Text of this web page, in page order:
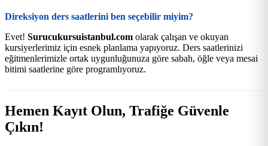
Direksiyon ders saatlerini ben seçebilir miyim?
Evet! Surucukursuistanbul.com olarak çalışan ve okuyan
kursiyerlerimiz için esnek planlama yapıyoruz. Ders saatlerinizi
eğitmenlerimizle ortak uygunluğunuza göre sabah, öğle veya mesai
bitimi saatlerine göre programlıyoruz.
Hemen Kayıt Olun, Trafiğe Güvenle
Çıkın!